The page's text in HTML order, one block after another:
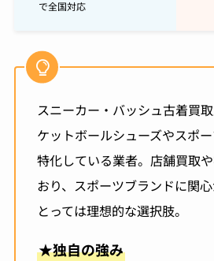
で全国対応
スニーカー・バッシュ古着買
ケットボールシューズやスポ
特化している業者。店舗買取
おり、スポーツブランドに関
とっては理想的な選択肢。
★独自の強み